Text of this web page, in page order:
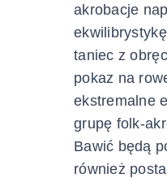
akrobacje
taniec z
pokaz na
ekstremalne
grupę folk-
Bawić będą
również